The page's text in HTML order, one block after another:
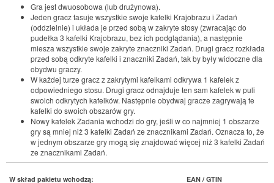
Gra jest dwuosobowa (lub drużynowa).
Jeden gracz tasuje wszystkie swoje kafelki Krajobrazu i Zadań
(oddzielnie) i układa je przed sobą w zakryte stosy (zwracając do
pudełka 3 kafelki Krajobrazu, bez ich podglądania), a następnie
miesza wszystkie swoje zakryte znaczniki Zadań. Drugi gracz rozkłada
przed sobą odkryte kafelki i znaczniki Zadań, tak by były widoczne dla
obydwu graczy.
W każdej turze gracz z zakrytymi kafelkami odkrywa 1 kafelek z
odpowiedniego stosu. Drugi gracz odnajduje ten sam kafelek w puli
swoich odkrytych kafelków. Następnie obydwaj gracze zagrywają te
kafelki do swoich obszarów gry.
Nowy kafelek Zadania wchodzi do gry, jeśli w co najmniej 1 obszarze
gry są mniej niż 3 kafelki Zadań ze znacznikami Zadań. Oznacza to, że
w jednym obszarze gry mogą się znajdować więcej niż 3 kafelki Zadań
ze znacznikami Zadań.
W skład pakietu wchodzą: EAN / GTIN